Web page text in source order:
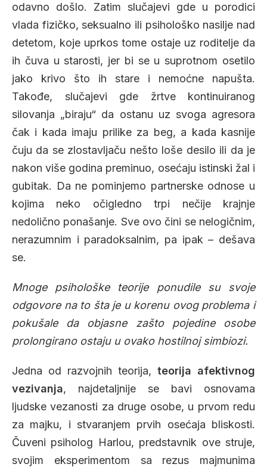
odavno došlo. Zatim slučajevi gde u porodici
vlada fizičko, seksualno ili psihološko nasilje nad
detetom, koje uprkos tome ostaje uz roditelje da
ih čuva u starosti, jer bi se u suprotnom osetilo
jako krivo što ih stare i nemoćne napušta.
Takođe, slučajevi gde žrtve kontinuiranog
silovanja „biraju“ da ostanu uz svoga agresora
čak i kada imaju prilike za beg, a kada kasnije
čuju da se zlostavljaču nešto loše desilo ili da je
nakon više godina preminuo, osećaju istinski žal i
gubitak. Da ne pominjemo partnerske odnose u
kojima neko očigledno trpi nečije krajnje
nedolično ponašanje. Sve ovo čini se nelogičnim,
nerazumnim i paradoksalnim, pa ipak – dešava
se.
Mnoge psihološke teorije ponudile su svoje
odgovore na to šta je u korenu ovog problema i
pokušale da objasne zašto pojedine osobe
prolongirano ostaju u ovako hostilnoj simbiozi.
Jedna od razvojnih teorija, teorija afektivnog
vezivanja, najdetaljnije se bavi osnovama
ljudske vezanosti za druge osobe, u prvom redu
za majku, i stvaranjem prvih osećaja bliskosti.
Čuveni psiholog Harlou, predstavnik ove struje,
svojim eksperimentom sa rezus majmunima